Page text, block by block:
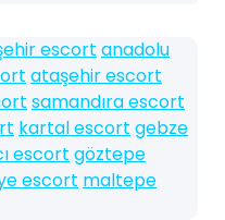
escort anadolu
ataşehir escort
samandıra escort
kartal escort gebze
escort göztepe
escort maltepe